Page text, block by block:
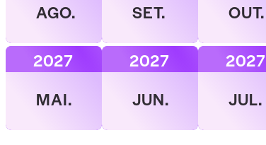
AGO.
SET.
OUT.
MAI.
2027
JUN.
2027
JUL.
2027